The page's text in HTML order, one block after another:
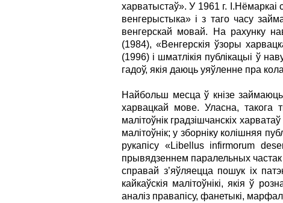
харватыстаў». У 1961 г. І.Нёмаркаі
венгерыстыка» і з таго часу
венгерскай мовай. На рахунку
(1984), «Венгерскія ўзоры
(1996) і шматлікія публікацыі ў
гадоў, якія даюць уяўленне пра
Найбольш месца ў кнізе
харвацкай мове. Уласна, такога
малітоўнік градзішчанскіх
малітоўнік; у зборніку колішняя
рукапісу «Libellus infirmorum
прывядзеннем паралельных частак
справай з’яўляецца пошук іх
кайкаўскія малітоўнікі, якія ў
аналіз правапісу, фанетыкі,